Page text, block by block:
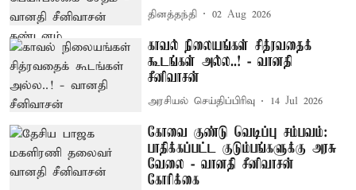
தினத்தந்தி 02 Aug 2026
காவல் நிலையங்கள் சித்ரவதைக்
கூடங்கள் அல்ல..! - வானதி
சீனிவாசன்
அரசியல் செய்திப்பிரிவு 14 Jul 2026
கோவை குண்டு வெடிப்பு சம்பவம்:
பாதிக்கப்பட்ட குடும்பங்களுக்கு அரசு
வேலை - வானதி சீனிவாசன்
கோரிக்கை